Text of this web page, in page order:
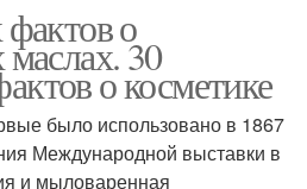
о
30
о косметике
было использовано в 1867
Международной выставки в
и мыловаренная